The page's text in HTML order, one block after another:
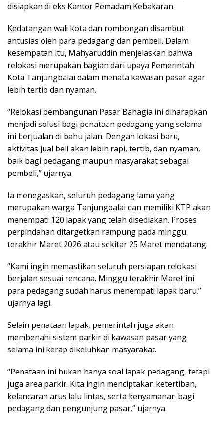
disiapkan di eks Kantor Pemadam Kebakaran.
Kedatangan wali kota dan rombongan disambut
antusias oleh para pedagang dan pembeli. Dalam
kesempatan itu, Mahyaruddin menjelaskan bahwa
relokasi merupakan bagian dari upaya Pemerintah
Kota Tanjungbalai dalam menata kawasan pasar agar
lebih tertib dan nyaman.
“Relokasi pembangunan Pasar Bahagia ini diharapkan
menjadi solusi bagi penataan pedagang yang selama
ini berjualan di bahu jalan. Dengan lokasi baru,
aktivitas jual beli akan lebih rapi, tertib, dan nyaman,
baik bagi pedagang maupun masyarakat sebagai
pembeli,” ujarnya.
Ia menegaskan, seluruh pedagang lama yang
merupakan warga Tanjungbalai dan memiliki KTP akan
menempati 120 lapak yang telah disediakan. Proses
perpindahan ditargetkan rampung pada minggu
terakhir Maret 2026 atau sekitar 25 Maret mendatang.
“Kami ingin memastikan seluruh persiapan relokasi
berjalan sesuai rencana. Minggu terakhir Maret ini
para pedagang sudah harus menempati lapak baru,”
ujarnya lagi.
Selain penataan lapak, pemerintah juga akan
membenahi sistem parkir di kawasan pasar yang
selama ini kerap dikeluhkan masyarakat.
“Penataan ini bukan hanya soal lapak pedagang, tetapi
juga area parkir. Kita ingin menciptakan ketertiban,
kelancaran arus lalu lintas, serta kenyamanan bagi
pedagang dan pengunjung pasar,” ujarnya.